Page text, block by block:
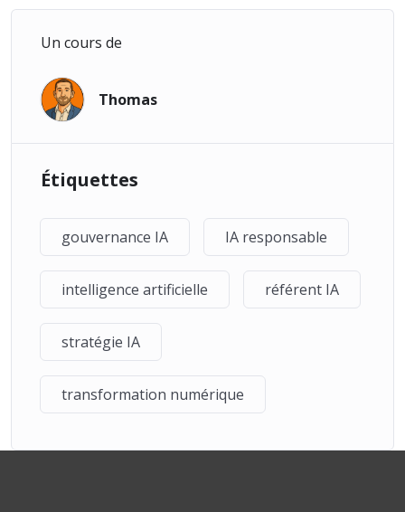
désignés comme référents IA
Collaborateurs impliqués
Managers opérationnels
dans leur service
Un cours de
Thomas
Étiquettes
gouvernance IA IA responsable
intelligence artificielle référent IA
stratégie IA
transformation numérique